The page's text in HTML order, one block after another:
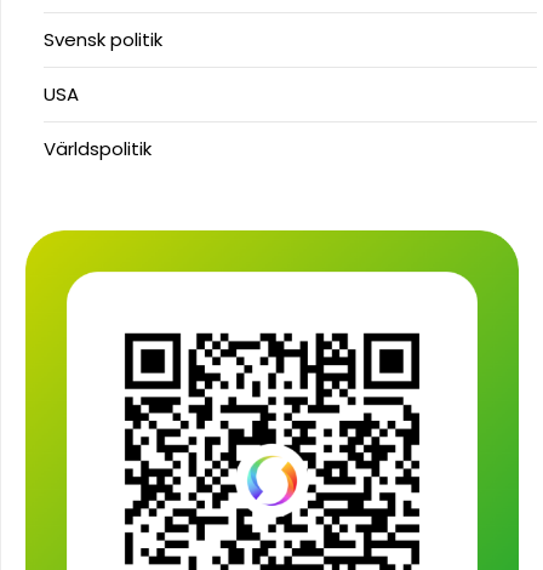
Svensk politik
USA
Världspolitik